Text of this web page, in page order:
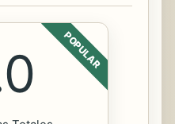
POPULAR